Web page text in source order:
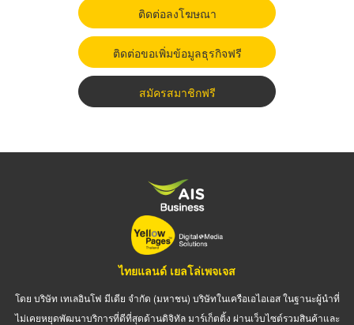
ติดต่อลงโฆษณา
ติดต่อขอเพิ่มข้อมูลธุรกิจฟรี
สมัครสมาชิกฟรี
ไทยแลนด์ เยลโล่เพจเจส
โดย บริษัท เทเลอินโฟ มีเดีย จำกัด (มหาชน) บริษัทในเครือเอไอเอส ในฐานะผู้นำที่
ไม่เคยหยุดพัฒนาบริการที่ดีที่สุดด้านดิจิทัล มาร์เก็ตติ้ง ผ่านเว็บไซต์รวมสินค้าและ